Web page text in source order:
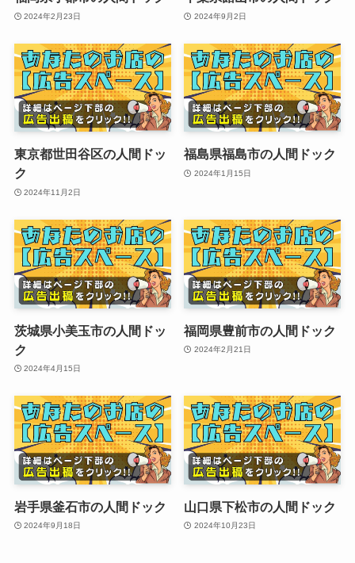
2024年2月23日 2024年9月2日
東京都世田谷区の人間ドッ
ク
2024年11月2日
福島県福島市の人間ドック
2024年1月15日
茨城県小美玉市の人間ドッ
ク
2024年4月15日
福岡県豊前市の人間ドック
2024年2月21日
岩手県釜石市の人間ドック
2024年9月18日
山口県下松市の人間ドック
2024年10月23日